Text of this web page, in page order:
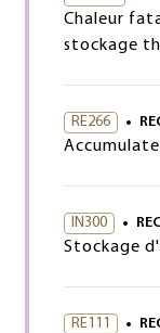
Chaleur
stockage
RE266
IN300
Stockage
RE111